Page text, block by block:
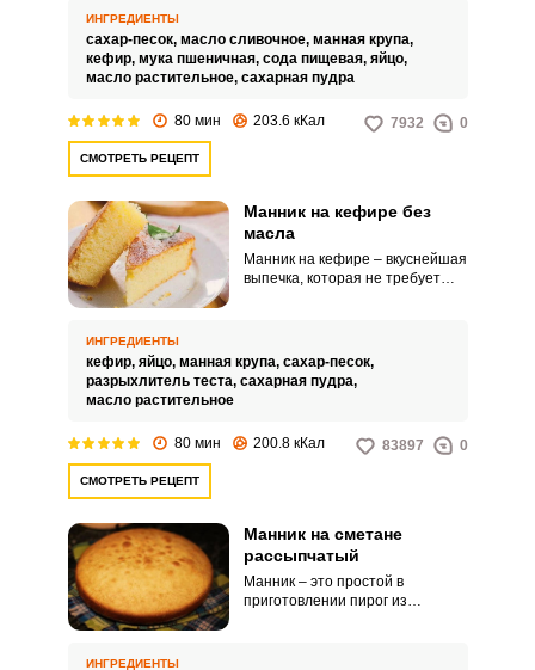
манной крупы.
ИНГРЕДИЕНТЫ
сахар-песок, масло сливочное, манная крупа,
кефир, мука пшеничная, сода пищевая, яйцо,
масло растительное, сахарная пудра
80 мин 203.6 кКал 7932 0
СМОТРЕТЬ РЕЦЕПТ
Манник на кефире без
масла
Манник на кефире – вкуснейшая
выпечка, которая не требует
ИНГРЕДИЕНТЫ
кефир, яйцо, манная крупа, сахар-песок,
разрыхлитель теста, сахарная пудра,
масло растительное
80 мин 200.8 кКал 83897 0
СМОТРЕТЬ РЕЦЕПТ
Манник на сметане
рассыпчатый
Манник – это простой в
приготовлении пирог из
ИНГРЕДИЕНТЫ